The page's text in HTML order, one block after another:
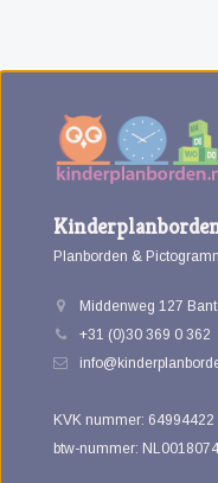
Planborden &
Middenweg 127
+31 (0)30 369 0 362
KVK nummer: 64994422
btw-nummer: